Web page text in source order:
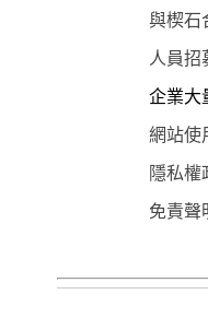
與楔石
人員招
企業大
網站使
隱私權
免責聲